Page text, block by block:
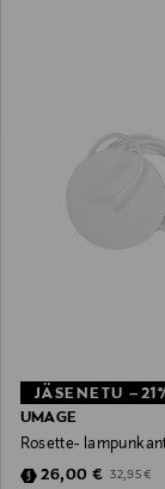
JÄSENETU
UMAGE
Rosette-
Discounted Price
26,00 € Original
32,95 €